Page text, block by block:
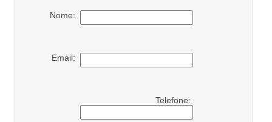
Nome:
Email:
Telefone: